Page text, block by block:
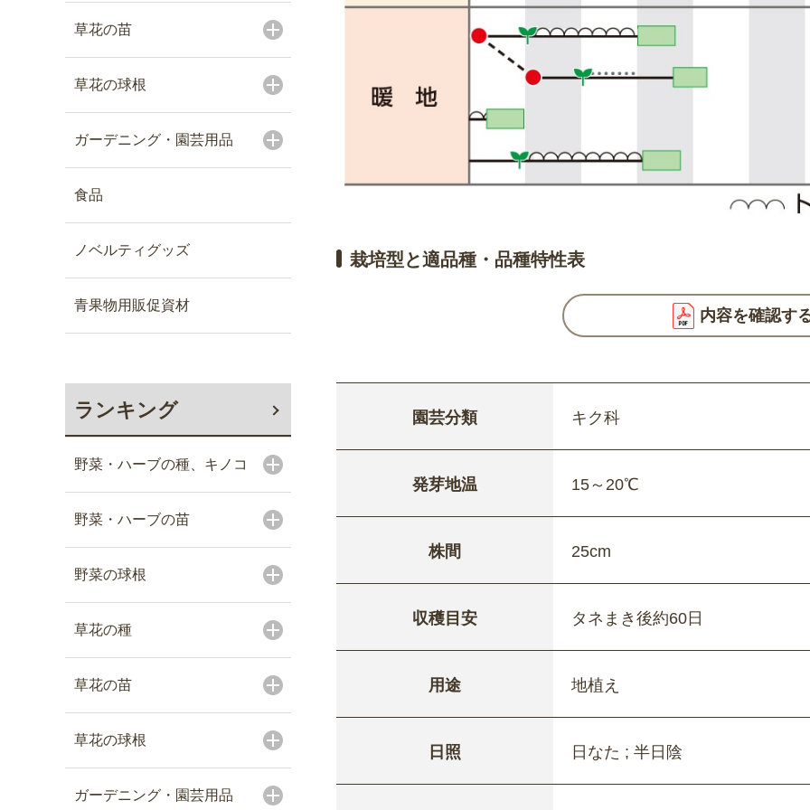
草花の苗
草花の球根
ガーデニング・園芸用品
食品
ノベルティグッズ
青果物用販促資材
ランキング
野菜・ハーブの種、キノコ
野菜・ハーブの苗
野菜の球根
草花の種
草花の苗
草花の球根
ガーデニング・園芸用品
栽培型と適品種・品種特性表
内容を確認す
園芸分類 キク科
発芽地温 15～20℃
株間 25cm
収穫目安 タネまき後約60日
用途 地植え
日照 日なた ; 半日陰